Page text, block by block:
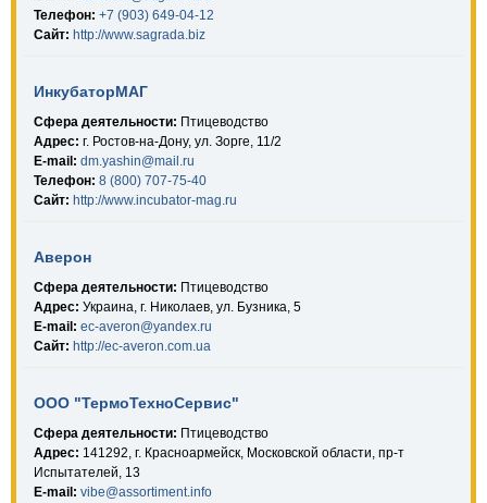
Телефон: +7 (903) 649-04-12
Сайт: http://www.sagrada.biz
ИнкубаторМАГ
Сфера деятельности: Птицеводство
Адрес: г. Ростов-на-Дону, ул. Зорге, 11/2
E-mail: dm.yashin@mail.ru
Телефон: 8 (800) 707-75-40
Сайт: http://www.incubator-mag.ru
Аверон
Сфера деятельности: Птицеводство
Адрес: Украина, г. Николаев, ул. Бузника, 5
E-mail: ec-averon@yandex.ru
Сайт: http://ec-averon.com.ua
ООО "ТермоТехноСервис"
Сфера деятельности: Птицеводство
Адрес: 141292, г. Красноармейск, Московской области, пр-т
Испытателей, 13
E-mail: vibe@assortiment.info